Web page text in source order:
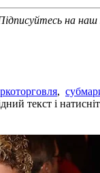
на наш
,
текст і